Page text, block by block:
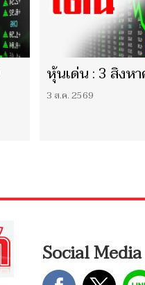
หุ้นเด่น : 3 สิงห
3 ส.ค. 2569
Social Media